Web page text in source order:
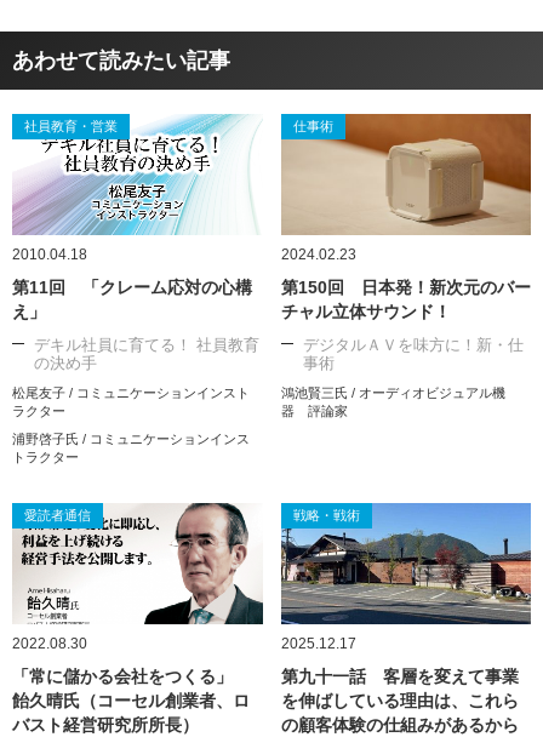
あわせて読みたい記事
社員教育・営業
2010.04.18
第11回 「クレーム応対の心構
え」
デキル社員に育てる！ 社員教育
の決め手
松尾友子 / コミュニケーションインスト
ラクター
浦野啓子氏 / コミュニケーションインス
トラクター
仕事術
2024.02.23
第150回 日本発！新次元のバー
チャル立体サウンド！
デジタルＡＶを味方に！新・仕
事術
鴻池賢三氏 / オーディオビジュアル機
器 評論家
愛読者通信
2022.08.30
「常に儲かる会社をつくる」
飴久晴氏（コーセル創業者、ロ
バスト経営研究所所長）
戦略・戦術
2025.12.17
第九十一話 客層を変えて事業
を伸ばしている理由は、これら
の顧客体験の仕組みがあるから